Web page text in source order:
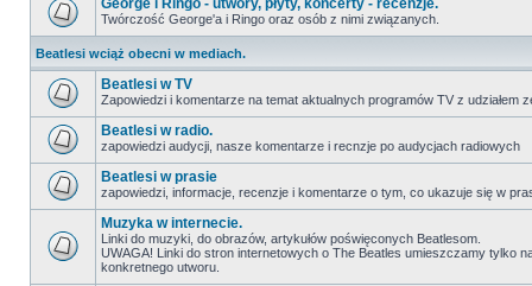
George i Ringo - utwory, płyty, koncerty - recenzje.
Twórczość George'a i Ringo oraz osób z nimi związanych.
Beatlesi wciąż obecni w mediach.
Beatlesi w TV
Zapowiedzi i komentarze na temat aktualnych programów TV z udziałem
Beatlesi w radio.
zapowiedzi audycji, nasze komentarze i recnzje po audycjach radiowych
Beatlesi w prasie
zapowiedzi, informacje, recenzje i komentarze o tym, co ukazuje się w
Muzyka w internecie.
Linki do muzyki, do obrazów, artykułów poświęconych Beatlesom.
UWAGA! Linki do stron internetowych o The Beatles umieszczamy tylko
konkretnego utworu.